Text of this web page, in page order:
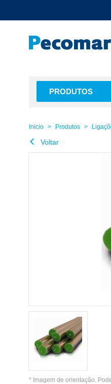
PRODUTOS
Inicio Produtos
Voltar
* Imagem de orientação.